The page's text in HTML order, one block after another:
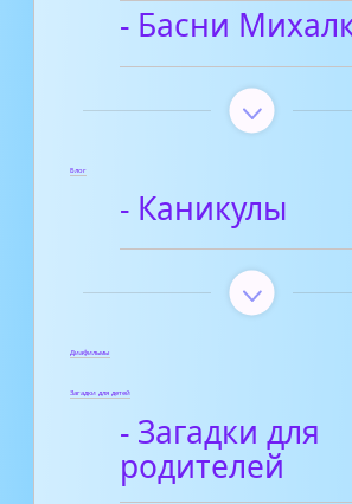
- Басни
Блог
- Каникулы
Диафильмы
Загадки для детей
- Загадки для
родителей